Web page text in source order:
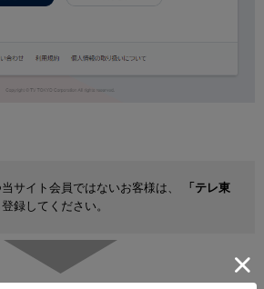
サイト会員ではないお客様は、
「テレ東
録してください。